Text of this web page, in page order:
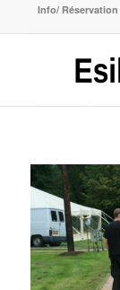
Info/ Réservation